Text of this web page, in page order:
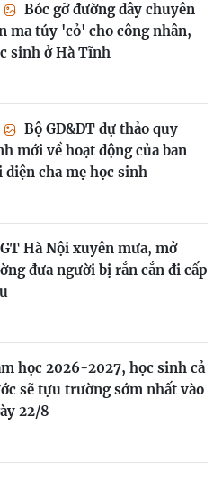
Bóc gỡ đường dây chuyên
ma túy 'cỏ' cho công nhân,
sinh ở Hà Tĩnh
Bộ GD&ĐT dự thảo quy
mới về hoạt động của ban
diện cha mẹ học sinh
Hà Nội xuyên mưa, mở
đưa người bị rắn cắn đi cấp
học 2026-2027, học sinh cả
sẽ tựu trường sớm nhất vào
22/8